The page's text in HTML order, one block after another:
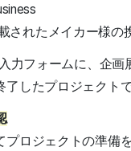
されたメイカー様の
力フォームに、企
了したプロジェクト
ロジェクトの準備